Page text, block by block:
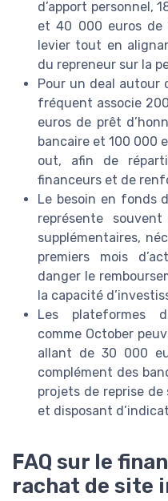
d’apport personnel,
et 40 000 euros de
levier tout en
du repreneur sur la
Pour un deal autour
fréquent associe
euros de prêt
bancaire et 100 000
out, afin de
financeurs et de
Le besoin en fonds
représente
supplémentaires,
premiers mois
danger le
la capacité
Les plateformes
comme October
allant de 30 000
complément des
projets de reprise
et disposant
FAQ sur le
rachat de site